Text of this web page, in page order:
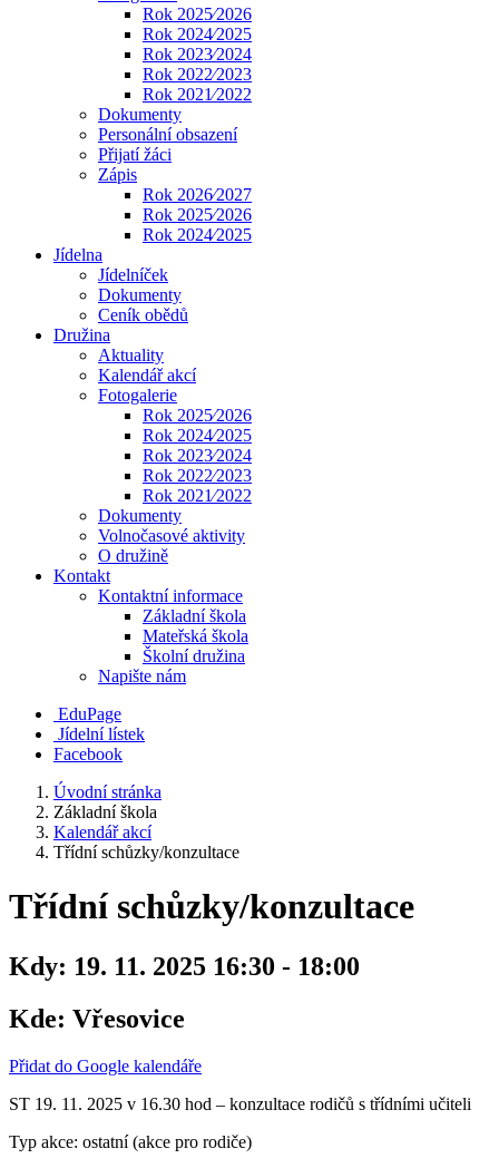
Rok 2025⁄2026
Rok 2024⁄2025
Rok 2023⁄2024
Rok 2022⁄2023
Rok 2021⁄2022
Dokumenty
Personální obsazení
Přijatí žáci
Zápis
Rok 2026⁄2027
Rok 2025⁄2026
Rok 2024⁄2025
Jídelna
Jídelníček
Dokumenty
Ceník obědů
Družina
Aktuality
Kalendář akcí
Fotogalerie
Rok 2025⁄2026
Rok 2024⁄2025
Rok 2023⁄2024
Rok 2022⁄2023
Rok 2021⁄2022
Dokumenty
Volnočasové aktivity
O družině
Kontakt
Kontaktní informace
Základní škola
Mateřská škola
Školní družina
Napište nám
EduPage
Jídelní lístek
Facebook
Úvodní stránka
Základní škola
Kalendář akcí
Třídní schůzky/konzultace
Třídní schůzky/konzultace
Kdy: 19. 11. 2025 16:30 - 18:00
Kde: Vřesovice
Přidat do Google kalendáře
ST 19. 11. 2025 v 16.30 hod – konzultace rodičů s třídními učiteli
Typ akce: ostatní (akce pro rodiče)